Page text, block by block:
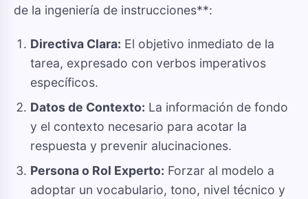
de la ingeniería de instrucciones**:
Directiva Clara: El objetivo inmediato de la
tarea, expresado con verbos imperativos
específicos.
Datos de Contexto: La información de fondo
y el contexto necesario para acotar la
respuesta y prevenir alucinaciones.
Persona o Rol Experto: Forzar al modelo a
adoptar un vocabulario, tono, nivel técnico y